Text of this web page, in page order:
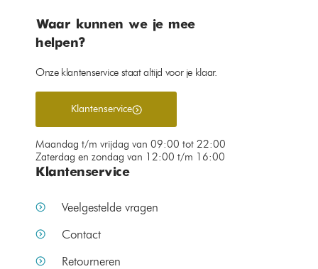
Waar kunnen we je mee
helpen?
Onze klantenservice staat altijd voor je klaar.
Klantenservice
Maandag t/m vrijdag van 09:00 tot 22:00
Zaterdag en zondag van 12:00 t/m 16:00
Klantenservice
Veelgestelde vragen
Contact
Retourneren